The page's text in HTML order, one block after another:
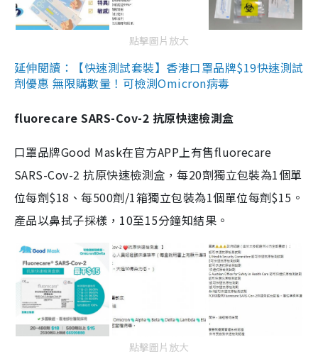
點擊圖片放大
延伸閱讀：【快速測試套裝】香港口罩品牌$19快速測試
劑優惠 無限購數量！可檢測Omicron病毒
fluorecare SARS-Cov-2 抗原快速檢測盒
口罩品牌Good Mask在官方APP上有售fluorecare
SARS-Cov-2 抗原快速檢測盒，每20劑獨立包裝為1個單
位每劑$18、每500劑/1箱獨立包裝為1個單位每劑$15。
產品以鼻拭子採樣，10至15分鐘知結果。
點擊圖片放大